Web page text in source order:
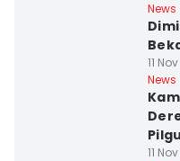
News
11
News
11